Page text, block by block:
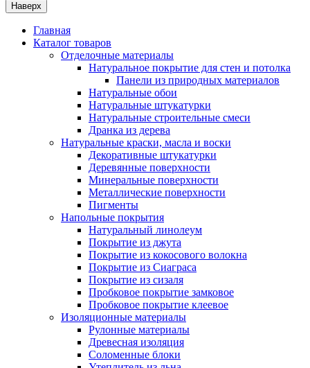
Наверх
Главная
Каталог товаров
Отделочные материалы
Натуральное покрытие для стен и потолка
Панели из природных материалов
Натуральные обои
Натуральные штукатурки
Натуральные строительные смеси
Дранка из дерева
Натуральные краски, масла и воски
Декоративные штукатурки
Деревянные поверхности
Минеральные поверхности
Металлические поверхности
Пигменты
Напольные покрытия
Натуральный линолеум
Покрытие из джута
Покрытие из кокосового волокна
Покрытие из Сиаграса
Покрытие из сизаля
Пробковое покрытие замковое
Пробковое покрытие клеевое
Изоляционные материалы
Рулонные материалы
Древесная изоляция
Соломенные блоки